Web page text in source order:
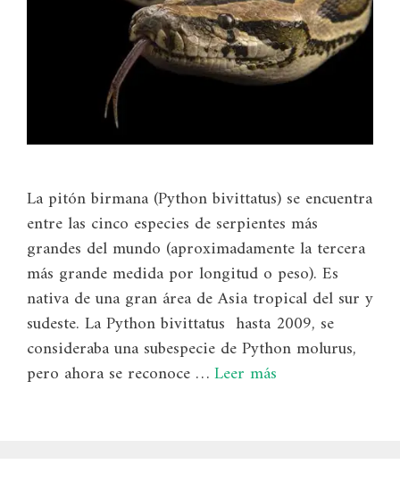
La pitón birmana (Python bivittatus) se encuentra
entre las cinco especies de serpientes más
grandes del mundo (aproximadamente la tercera
más grande medida por longitud o peso). Es
nativa de una gran área de Asia tropical del sur y
sudeste. La Python bivittatus hasta 2009, se
consideraba una subespecie de Python molurus,
pero ahora se reconoce …Leer más